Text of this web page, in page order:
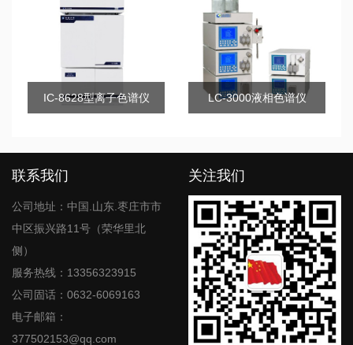
IC-8628型离子色谱仪 LC-3000液相色谱仪
联系我们
公司地址：中国.山东.枣庄市市
中区振兴路11号（荣华里北
侧）
服务热线：13356323915
公司固话：0632-6069163
电子邮箱：
377502153@qq.com
关注我们